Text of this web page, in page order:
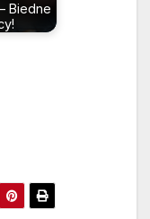
Biedne